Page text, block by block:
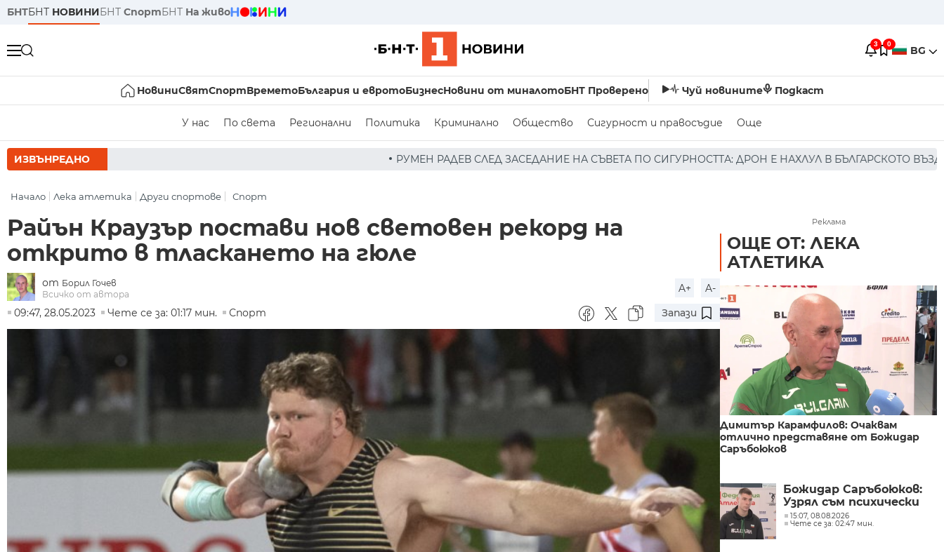
БНТБНТ НОВИНИБНТ СпортБНТ На живо
3 0 BG
НовиниСвятСпортВреметоБългария и евротоБизнесНовини от миналотоБНТ Проверено Чуй новините Подкаст
У нас По света Регионални Политика Криминално Общество Сигурност и правосъдие Още
ИЗВЪНРЕДНО РУМЕН РАДЕВ СЛЕД ЗАСЕДАНИЕ НА СЪВЕТА ПО СИГУРНОСТТА: ДРОН Е НАХЛУЛ В БЪЛГАРСКОТО ВЪЗДУШНО
Начало Лека атлетика Други спортове Спорт
Райън Краузър постави нов световен рекорд на
открито в тласкането на гюле
от Борил Гочев
Всичко от автора
A+
A-
09:47, 28.05.2023
Чете се за: 01:17 мин. Спорт Запази
Реклама
ОЩЕ ОТ: ЛЕКА
АТЛЕТИКА
Димитър Карамфилов: Очаквам
отлично представяне от Божидар
Саръбоюков
Божидар Саръбоюков:
Узрял съм психически
15:07, 08.08.2026
Чете се за: 02:47 мин.